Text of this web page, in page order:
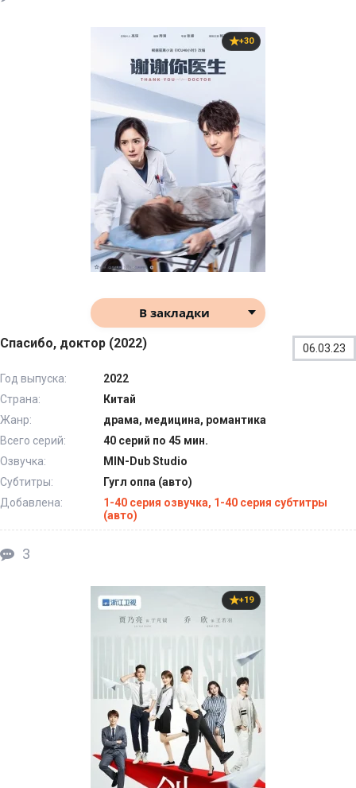
+30
В закладки
Спасибо, доктор (2022) 06.03.23
Год выпуска:
2022
Страна:
Китай
Жанр:
драма, медицина, романтика
Всего серий:
40 серий по 45 мин.
Озвучка:
MIN-Dub Studio
Субтитры:
Гугл оппа (авто)
Добавлена:
1-40 серия озвучка, 1-40 серия субтитры
(авто)
3
+19